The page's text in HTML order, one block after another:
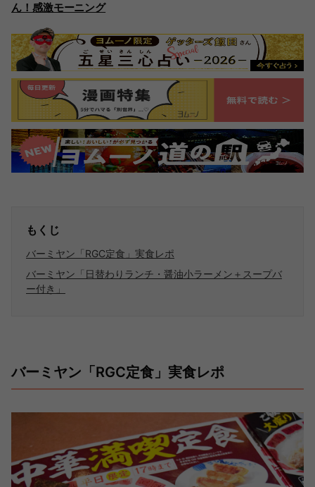
ん！感激モーニング
もくじ
バーミヤン「RGC定食」実食レポ
バーミヤン「日替わりランチ・醤油小ラーメン＋スープバ
ー付き」
バーミヤン「RGC定食」実食レポ